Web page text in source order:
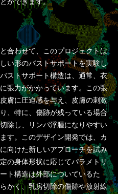
ができます。
合わせて、このプロジェクトは
い形のバストサポートを実験し
ストサポート構造は、通常、衣
張力がかかっています。この張
膚に圧迫感を与え、皮膚の刺激
、特に、傷跡が残っている場合
除し、リンパ浮腫になりやすい
す。このデザイン開発では、カ
向けた新しいアプローチを試み
の身体形状に応じてパラメトリ
ト構造は外部についているた
かく、乳房切除の傷跡や放射線